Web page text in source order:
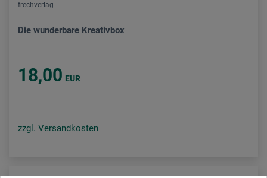
frechverlag
Die wunderbare Kreativbox
18,00 EUR
zzgl. Versandkosten